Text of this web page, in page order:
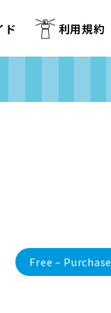
ド 利用規約
Free – Purchase